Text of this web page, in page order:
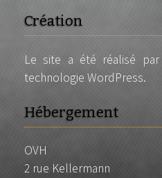
Création
Le site a été réalisé par
technologie WordPress.
Hébergement
OVH
2 rue Kellermann